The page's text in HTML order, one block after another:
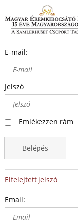
E-mail:
Jelszó
Emlékezzen rám
Belépés
Elfelejtett jelszó
Email: